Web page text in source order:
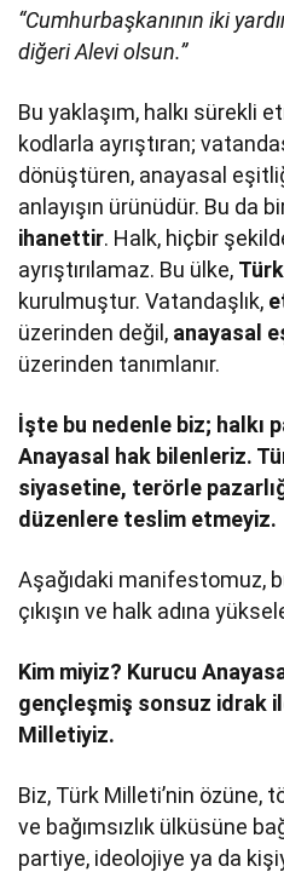
“Cumhurbaşkanının iki
diğeri Alevi olsun.”
Bu yaklaşım, halkı sürekli
kodlarla ayrıştıran;
dönüştüren, anayasal
anlayışın ürünüdür. Bu da
ihanettir. Halk, hiçbir
ayrıştırılamaz. Bu ülke,
kurulmuştur. Vatandaşlık,
üzerinden değil, anayasal
üzerinden tanımlanır.
İşte bu nedenle biz; halkı
Anayasal hak bilenleriz.
siyasetine, terörle
düzenlere teslim etmeyiz.
Aşağıdaki manifestomuz,
çıkışın ve halk adına
Kim miyiz? Kurucu
gençleşmiş sonsuz idrak
Milletiyiz.
Biz, Türk Milleti’nin özüne,
ve bağımsızlık ülküsüne
partiye, ideolojiye ya da